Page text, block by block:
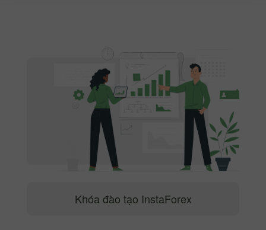
Khóa đào tạo InstaForex